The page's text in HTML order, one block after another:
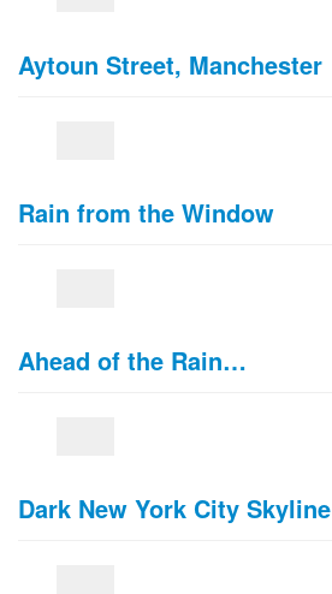
Aytoun Street, Manchester
Rain from the Window
Ahead of the Rain…
Dark New York City Skyline